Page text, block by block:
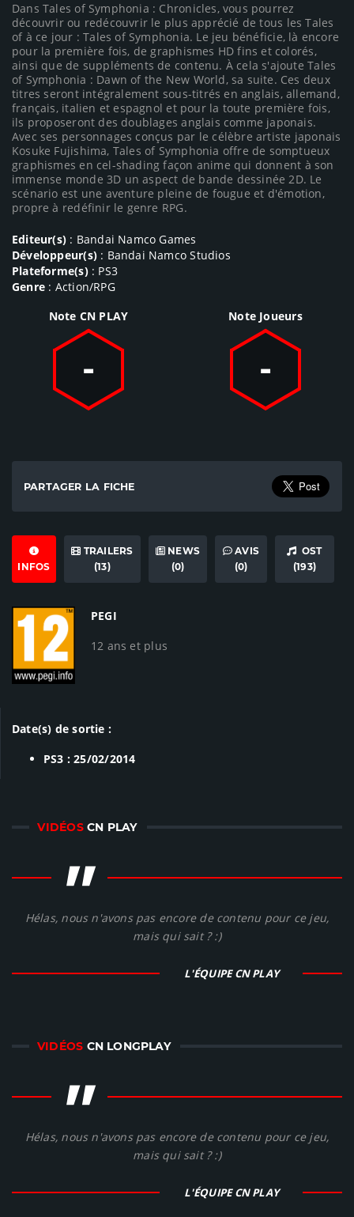
Dans Tales of Symphonia : Chronicles, vous pourrez
découvrir ou redécouvrir le plus apprécié de tous les Tales
of à ce jour : Tales of Symphonia. Le jeu bénéficie, là encore
pour la première fois, de graphismes HD fins et colorés,
ainsi que de suppléments de contenu. À cela s'ajoute Tales
of Symphonia : Dawn of the New World, sa suite. Ces deux
titres seront intégralement sous-titrés en anglais, allemand,
français, italien et espagnol et pour la toute première fois,
ils proposeront des doublages anglais comme japonais.
Avec ses personnages conçus par le célèbre artiste japonais
Kosuke Fujishima, Tales of Symphonia offre de somptueux
graphismes en cel-shading façon anime qui donnent à son
immense monde 3D un aspect de bande dessinée 2D. Le
scénario est une aventure pleine de fougue et d'émotion,
propre à redéfinir le genre RPG.
Editeur(s) : Bandai Namco Games
Développeur(s): Bandai Namco Studios
Plateforme(s): PS3
Genre : Action/RPG
Note CN PLAY
-
Note Joueurs
-
PARTAGER LA FICHE
INFOS
TRAILERS
(13)
NEWS
(0)
AVIS
(0)
OST
(193)
PEGI
12 ans et plus
Date(s) de sortie :
PS3 : 25/02/2014
VIDÉOSCN PLAY
"
Hélas, nous n'avons pas encore de contenu pour ce jeu,
mais qui sait ? :)
L'ÉQUIPE CN PLAY
VIDÉOS CN LONGPLAY
"
Hélas, nous n'avons pas encore de contenu pour ce jeu,
mais qui sait ? :)
L'ÉQUIPE CN PLAY